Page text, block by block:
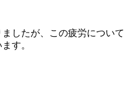
したが、この疲労について
す。